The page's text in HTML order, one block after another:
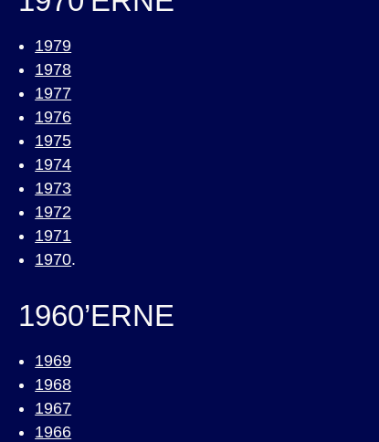
1979
1978
1977
1976
1975
1974
1973
1972
1971
1970.
1960’ERNE
1969
1968
1967
1966